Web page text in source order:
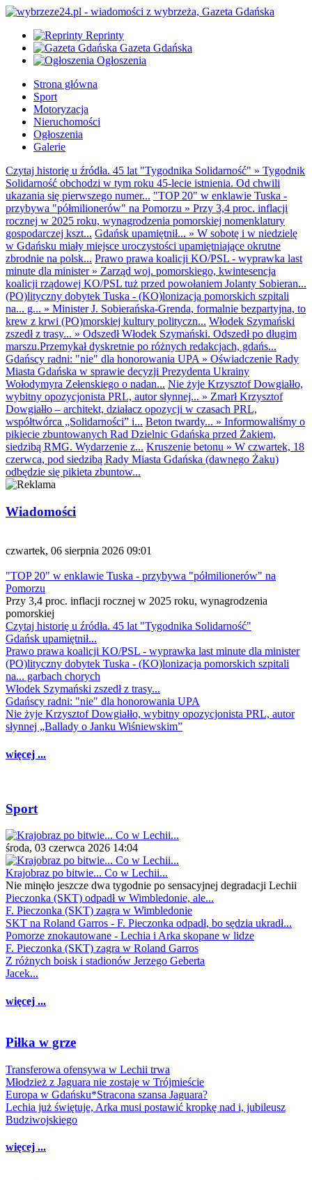
Reprinty
Gazeta Gdańska
Ogłoszenia
Strona główna
Sport
Motoryzacja
Nieruchomości
Ogłoszenia
Galerie
Czytaj historię u źródła. 45 lat "Tygodnika Solidarność" » Tygodnik
Solidarność obchodzi w tym roku 45-lecie istnienia. Od chwili
ukazania się pierwszego numer... "TOP 20" w enklawie Tuska -
przybywa "półmilionerów" na Pomorzu » Przy 3,4 proc. inflacji
rocznej w 2025 roku, wynagrodzenia pomorskiej nomenklatury
gospodarczej kszt... Gdańsk upamiętnił... » W sobotę i w niedzielę
w Gdańsku miały miejsce uroczystości upamiętniające okrutne
zbrodnie na polsk... Prawo prawa koalicji KO/PSL - wyprawka last
minute dla minister» Zarząd woj. pomorskiego, kwintesencja
koalicji rządowej KO/PSL tuż przed powołaniem Jolanty Sobieran...
(PO)lityczny dobytek Tuska - (KO)lonizacja pomorskich szpitali
na... g... » Minister J. Sobierańska-Grenda, formalnie bezpartyjna, to
krew z krwi (PO)morskiej kultury polityczn... Włodek Szymański
zszedł z trasy... » Odszedł Włodek Szymański. Odszedł po długim
marszu.Przemykał dyskretnie po różnych redakcjach, gdańs...
Gdańscy radni: "nie" dla honorowania UPA » Oświadczenie Rady
Miasta Gdańska w sprawie decyzji Prezydenta Ukrainy
Wołodymyra Zełenskiego o nadan... Nie żyje Krzysztof Dowgiałło,
wybitny opozycjonista PRL, autor słynnej... » Zmarł Krzysztof
Dowgiałło – architekt, działacz opozycji w czasach PRL,
współtwórca „Solidarności” i... Beton twardy... » Informowaliśmy o
pikiecie zbuntowanych Rad Dzielnic Gdańska przed Żakiem,
siedzibą RMG. Wydarzenie z... Kruszenie betonu » W czwartek, 18
czerwca, pod siedzibą Rady Miasta Gdańska (dawnego Żaku)
odbędzie się pikieta zbuntow...
Wiadomości
czwartek, 06 sierpnia 2026 09:01
"TOP 20" w enklawie Tuska - przybywa "półmilionerów" na
Pomorzu
Przy 3,4 proc. inflacji rocznej w 2025 roku, wynagrodzenia
pomorskiej
Czytaj historię u źródła. 45 lat "Tygodnika Solidarność"
Gdańsk upamiętnił...
Prawo prawa koalicji KO/PSL - wyprawka last minute dla minister
(PO)lityczny dobytek Tuska - (KO)lonizacja pomorskich szpitali
na... garbach chorych
Włodek Szymański zszedł z trasy...
Gdańscy radni: "nie" dla honorowania UPA
Nie żyje Krzysztof Dowgiałło, wybitny opozycjonista PRL, autor
słynnej „Ballady o Janku Wiśniewskim”
więcej ...
Sport
środa, 03 czerwca 2026 14:04
Krajobraz po bitwie... Co w Lechii...
Nie minęło jeszcze dwa tygodnie po sensacyjnej degradacji Lechii
Pieczonka (SKT) odpadł w Wimbledonie, ale...
F. Pieczonka (SKT) zagra w Wimbledonie
SKT na Roland Garros - F. Pieczonka odpadł, bo sędzia ukradł...
Pomorze znokautowane - Lechia i Arka skopane w lidze
F. Pieczonka (SKT) zagra w Roland Garros
Z różnych boisk i stadionów Jerzego Geberta
Jacek...
więcej ...
Piłka w grze
Transferowa ofensywa w Lechii trwa
Młodzież z Jaguara nie zostaje w Trójmieście
Europa w Gdańsku*Stracona szansa Jaguara?
Lechia już świętuje, Arka musi postawić kropkę nad i, jubileusz
Budziwojskiego
więcej ...